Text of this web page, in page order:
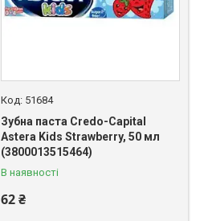
51684
Зубна паста Credo-Capital
Astera Kids Strawberry, 50 мл
(3800013515464)
В наявності
62 ₴